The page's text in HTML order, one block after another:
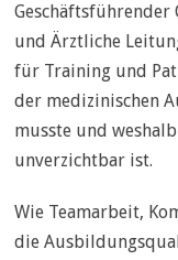
und Ärztliche
für Training und
der medizinischen
musste und
unverzichtbar ist.
Wie Teamarbeit,
die